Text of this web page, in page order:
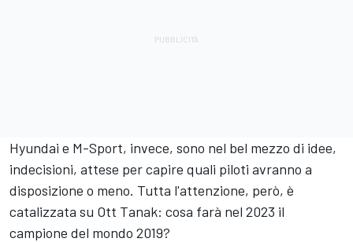
Hyundai e M-Sport, invece, sono nel bel mezzo di idee,
indecisioni, attese per capire quali piloti avranno a
disposizione o meno. Tutta l'attenzione, però, è
catalizzata su Ott Tanak: cosa farà nel 2023 il
campione del mondo 2019?